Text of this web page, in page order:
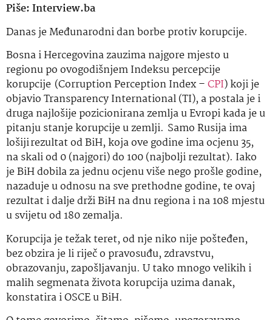
Piše: Interview.ba
Danas je Međunarodni dan borbe protiv korupcije.
Bosna i Hercegovina zauzima najgore mjesto u
regionu po ovogodišnjem Indeksu percepcije
korupcije (Corruption Perception Index –CPI) koji je
objavio Transparency International (TI), a postala je i
druga najlošije pozicionirana zemlja u Evropi kada je u
pitanju stanje korupcije u zemlji. Samo Rusija ima
lošiji rezultat od BiH, koja ove godine ima ocjenu 35,
na skali od 0 (najgori) do 100 (najbolji rezultat). Iako
je BiH dobila za jednu ocjenu više nego prošle godine,
nazaduje u odnosu na sve prethodne godine, te ovaj
rezultat i dalje drži BiH na dnu regiona i na 108 mjestu
u svijetu od 180 zemalja.
Korupcija je težak teret, od nje niko nije pošteđen,
bez obzira je li riječ o pravosuđu, zdravstvu,
obrazovanju, zapošljavanju. U tako mnogo velikih i
malih segmenata života korupcija uzima danak,
konstatira i OSCE u BiH.